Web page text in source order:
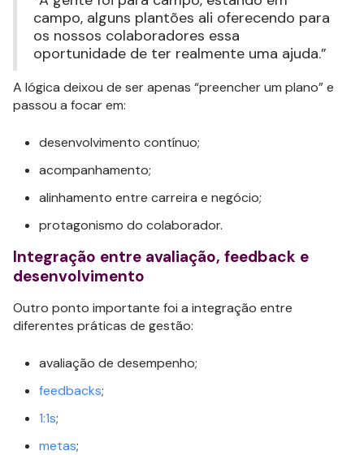
campo, alguns plantões ali oferecendo para
os nossos colaboradores essa
oportunidade de ter realmente uma ajuda.”
A lógica deixou de ser apenas “preencher um plano” e
passou a focar em:
desenvolvimento contínuo;
acompanhamento;
alinhamento entre carreira e negócio;
protagonismo do colaborador.
Integração entre avaliação, feedback e
desenvolvimento
Outro ponto importante foi a integração entre
diferentes práticas de gestão:
avaliação de desempenho;
feedbacks;
1:1s;
metas;